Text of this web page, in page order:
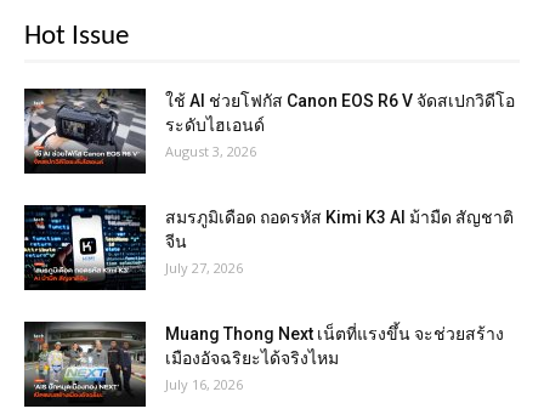
Hot Issue
ใช้ AI ช่วยโฟกัส Canon EOS R6 V จัดสเปกวิดีโอ
ระดับไฮเอนด์
August 3, 2026
สมรภูมิเดือด ถอดรหัส Kimi K3 AI ม้ามืด สัญชาติ
จีน
July 27, 2026
Muang Thong Next เน็ตที่แรงขึ้น จะช่วยสร้าง
เมืองอัจฉริยะได้จริงไหม
July 16, 2026